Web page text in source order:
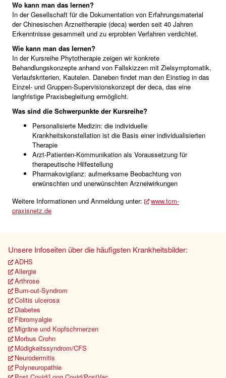
Wo kann man das lernen?
In der Gesellschaft für die Dokumentation von Erfahrungsmaterial
der Chinesischen Arzneitherapie (deca) werden seit 40 Jahren
Erkenntnisse gesammelt und zu erprobten Verfahren verdichtet.
Wie kann man das lernen?
In der Kursreihe Phytotherapie zeigen wir konkrete
Behandlungskonzepte anhand von Fallskizzen mit Zielsymptomatik,
Verlaufskriterien, Kautelen. Daneben findet man den Einstieg in das
Einzel- und Gruppen-Supervisionskonzept der deca, das eine
langfristige Praxisbegleitung ermöglicht.
Was sind die Schwerpunkte der Kursreihe?
Personalisierte Medizin: die individuelle
Krankheitskonstellation ist die Basis einer individualisierten
Therapie
Arzt-Patienten-Kommunikation als Voraussetzung für
therapeutische Hilfestellung
Pharmakovigilanz: aufmerksame Beobachtung von
erwünschten und unerwünschten Arzneiwirkungen
Weitere Informationen und Anmeldung unter:
www.tcm-
praxisnetz.de
Unsere Infoseiten über die häufigsten Krankheitsbilder:
ADHS
Allergie
Arthrose
Burn-out-Syndrom
Colitis ulcerosa
Diabetes
Fibromyalgie
Migräne und Kopfschmerzen
Morbus Crohn
Müdigkeitssyndrom/CFS
Neurodermitis
Polyneuropathie